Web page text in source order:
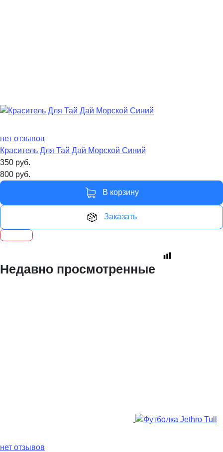
нет отзывов
Краситель Для Тай Дай Морской Синий
350 руб.
800 руб.
В корзину
Заказать
Недавно просмотренные
нет отзывов